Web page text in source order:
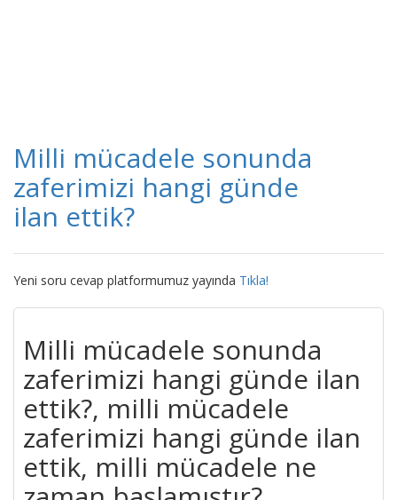
Milli mücadele sonunda
zaferimizi hangi günde
ilan ettik?
Yeni soru cevap platformumuz yayında Tıkla!
Milli mücadele sonunda
zaferimizi hangi günde ilan
ettik?, milli mücadele
zaferimizi hangi günde ilan
ettik, milli mücadele ne